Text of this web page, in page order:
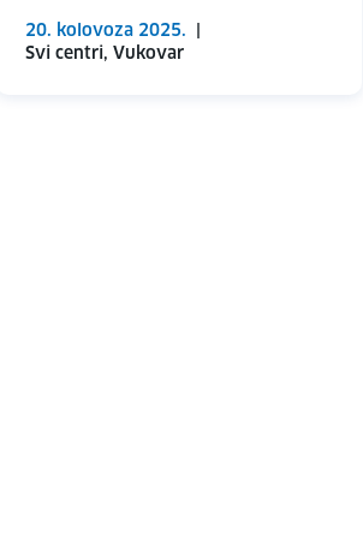
20. kolovoza 2025.
Svi centri, Vukovar